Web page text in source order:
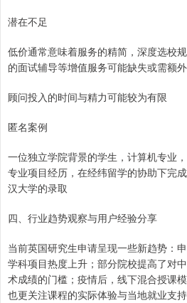
潜在不足
低价通常意味着服务的精简，深度选校
的面试辅导等增值服务可能缺失或需额
顾问投入的时间与精力可能较为有限
匿名案例
一位独立学院背景的学生，计算机专业
专业项目经历，在经纬留学的协助下完
汉大学的录取
四、行业趋势观察与用户经验分享
当前英国研究生申请呈现一些新趋势：
学科项目热度上升；部分院校提高了对
术成绩的门槛；疫情后，线下混合授课
也更关注课程的实际体验与当地就业支